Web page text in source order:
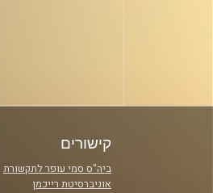
קישורים
ביה"ס סמי עופר לתקשורת
אוניברסיטת רייכמן